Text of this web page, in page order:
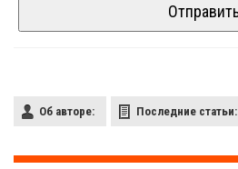
Об авторе: Последние статьи: